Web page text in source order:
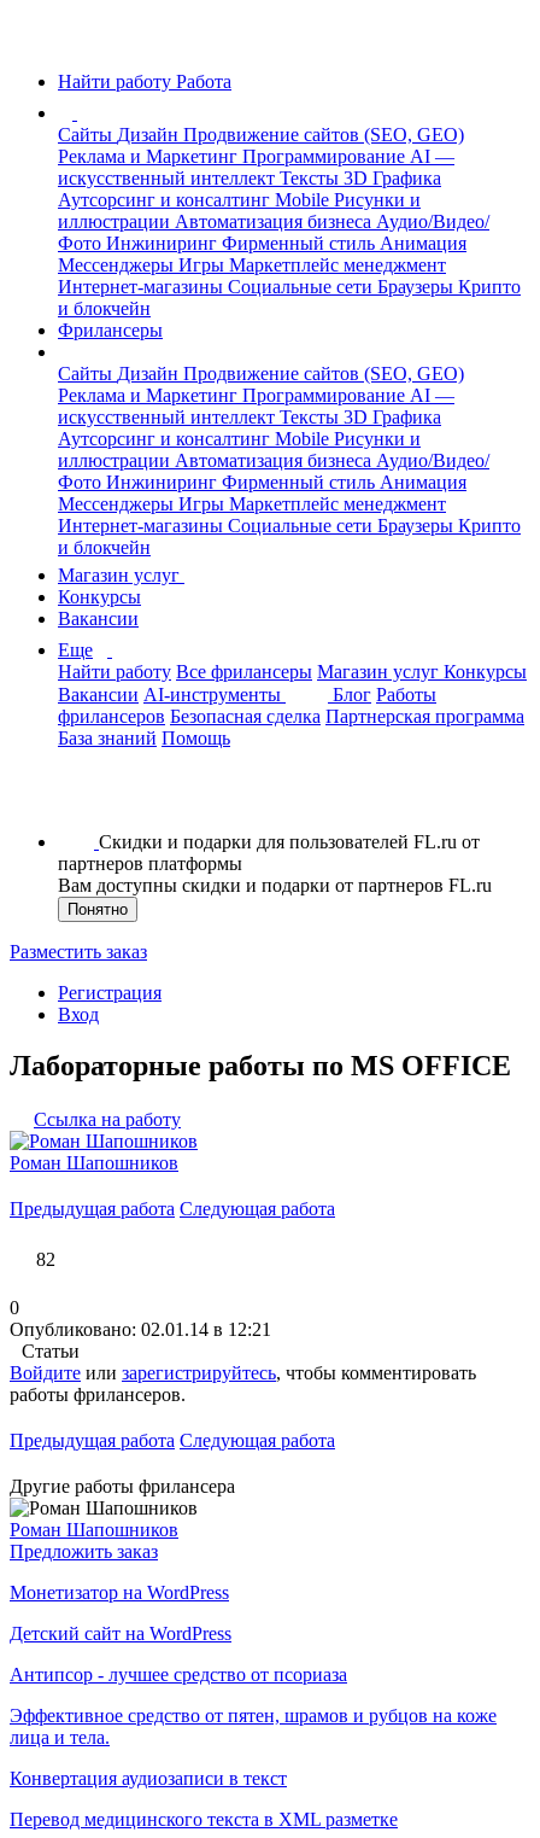
Найти работу Работа
Сайты Дизайн Продвижение сайтов (SEO, GEO)
Реклама и Маркетинг Программирование AI —
искусственный интеллект Тексты 3D Графика
Аутсорсинг и консалтинг Mobile Рисунки и
иллюстрации Автоматизация бизнеса Аудио/Видео/
Фото Инжиниринг Фирменный стиль Анимация
Мессенджеры Игры Маркетплейс менеджмент
Интернет-магазины Социальные сети Браузеры Крипто
и блокчейн
Фрилансеры
Сайты Дизайн Продвижение сайтов (SEO, GEO)
Реклама и Маркетинг Программирование AI —
искусственный интеллект Тексты 3D Графика
Аутсорсинг и консалтинг Mobile Рисунки и
иллюстрации Автоматизация бизнеса Аудио/Видео/
Фото Инжиниринг Фирменный стиль Анимация
Мессенджеры Игры Маркетплейс менеджмент
Интернет-магазины Социальные сети Браузеры Крипто
и блокчейн
Магазин услуг
Конкурсы
Вакансии
Еще
Найти работу Все фрилансеры Магазин услуг Конкурсы
Вакансии AI-инструменты Блог Работы
фрилансеров Безопасная сделка Партнерская программа
База знаний Помощь
Скидки и подарки для пользователей FL.ru от
партнеров платформы
Вам доступны скидки и подарки от партнеров FL.ru
Понятно
Разместить заказ
Регистрация
Вход
Лабораторные работы по MS OFFICE
Ссылка на работу
Роман Шапошников
Предыдущая работа Следующая работа
82
0
Опубликовано: 02.01.14 в 12:21
Статьи
Войдите или зарегистрируйтесь, чтобы комментировать
работы фрилансеров.
Предыдущая работа Следующая работа
Другие работы фрилансера
Роман Шапошников
Предложить заказ
Монетизатор на WordPress
Детский сайт на WordPress
Антипсор - лучшее средство от псориаза
Эффективное средство от пятен, шрамов и рубцов на коже
лица и тела.
Конвертация аудиозаписи в текст
Перевод медицинского текста в XML разметке